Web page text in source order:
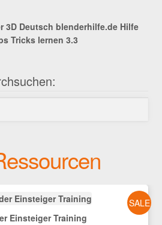
SALE
Einsteiger Training